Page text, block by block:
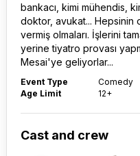
bankacı, kimi mühendis,
doktor, avukat... Hepsinin
vermiş olmaları. İşlerini
yerine tiyatro provası
Mesai'ye geliyorlar...
Event Type
Comedy
Age Limit
12+
Cast and crew